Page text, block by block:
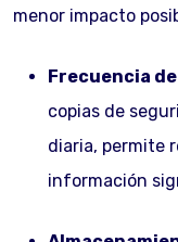
menor impacto
Frecuencia
copias de
diaria, permite
información